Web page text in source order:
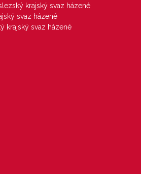
krajský svaz házené
svaz házené
krajský svaz házené